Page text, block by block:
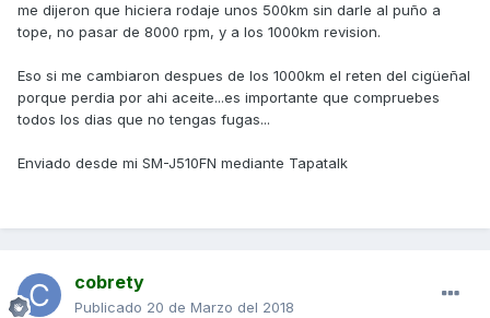
me dijeron que hiciera rodaje unos 500km sin darle al puño a
tope, no pasar de 8000 rpm, y a los 1000km revision.
Eso si me cambiaron despues de los 1000km el reten del cigüeñal
porque perdia por ahi aceite...es importante que compruebes
todos los dias que no tengas fugas...
Enviado desde mi SM-J510FN mediante Tapatalk
cobrety
Publicado 20 de Marzo del 2018